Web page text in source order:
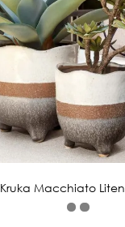
Kruka Macchiato Liten